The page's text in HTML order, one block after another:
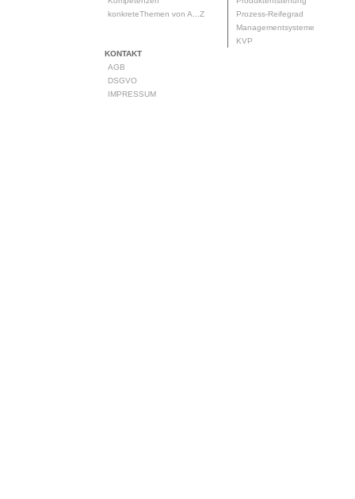
konkreteThemen von A...Z
Prozess-Reifegrad
Managementsysteme
KVP
KONTAKT
AGB
DSGVO
IMPRESSUM